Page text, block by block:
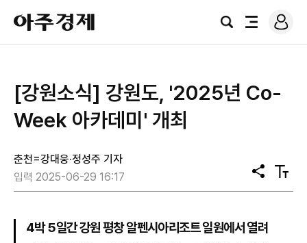
아
주
경
검
전
로
그
[강원소식] 강원도, '2025년 Co-
Week 아카데미' 개최
춘천=강대웅·정성주 기자
입력 2025-06-29 16:17
공
유
텍
스
4박 5일간 강원 평창 알펜시아리조트 일원에서 열려